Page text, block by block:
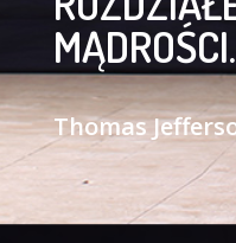
MĄDROŚCI.
Thomas